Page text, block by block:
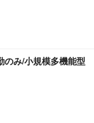
のみ/小規模多機能型